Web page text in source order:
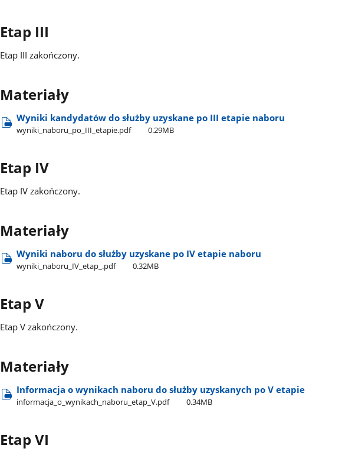
Etap III
Etap III zakończony.
Materiały
Wyniki kandydatów do służby uzyskane po III etapie naboru
wyniki​_naboru​_po​_III​_etapie.pdf 0.29MB
Etap IV
Etap IV zakończony.
Materiały
Wyniki naboru do służby uzyskane po IV etapie naboru
wyniki​_naboru​_IV​_etap​_.pdf 0.32MB
Etap V
Etap V zakończony.
Materiały
Informacja o wynikach naboru do służby uzyskanych po V etapie
informacja​_o​_wynikach​_naboru​_etap​_V.pdf 0.34MB
Etap VI